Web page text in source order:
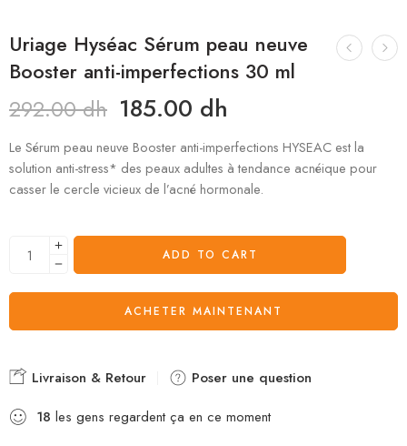
Uriage Hyséac Sérum peau neuve
Booster anti-imperfections 30 ml
292.00dh 185.00 dh
Le Sérum peau neuve Booster anti-imperfections HYSEAC est la
solution anti-stress* des peaux adultes à tendance acnéique pour
casser le cercle vicieux de l’acné hormonale.
ADD TO CART
ACHETER MAINTENANT
Livraison & Retour
Poser une question
18 les gens regardent ça en ce moment